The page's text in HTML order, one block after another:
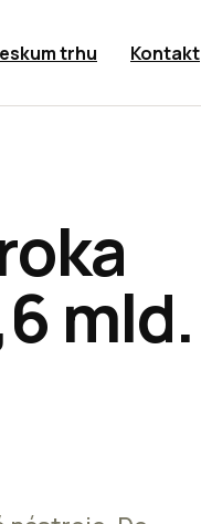
trhu Kontakt
mld.